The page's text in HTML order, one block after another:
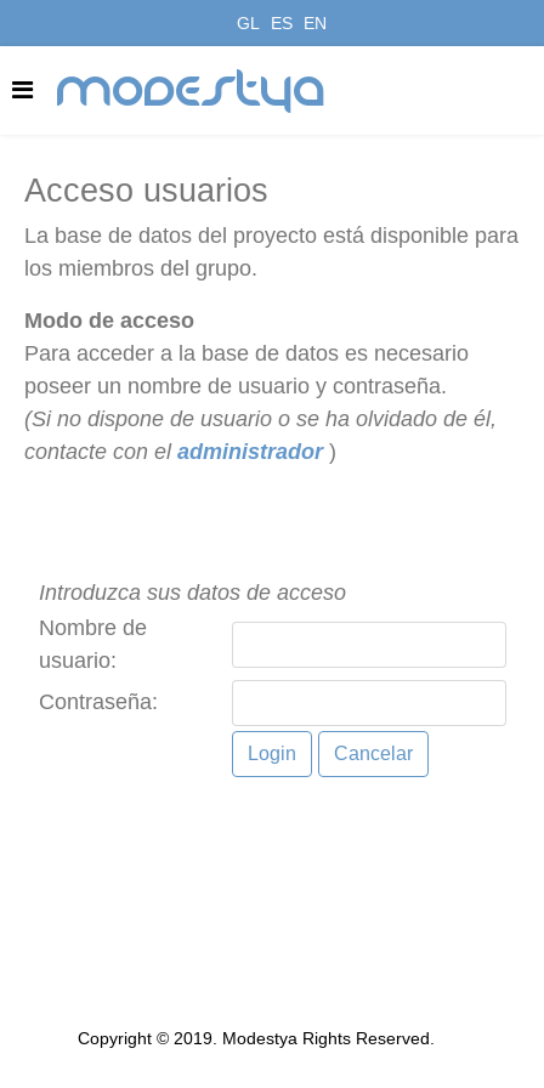
GL ES EN
modestya
Acceso usuarios
La base de datos del proyecto está disponible para
los miembros del grupo.
Modo de acceso
Para acceder a la base de datos es necesario
poseer un nombre de usuario y contraseña.
(Si no dispone de usuario o se ha olvidado de él,
contacte con el administrador )
Introduzca sus datos de acceso
Nombre de
usuario:
Contraseña:
Copyright © 2019. Modestya Rights Reserved.